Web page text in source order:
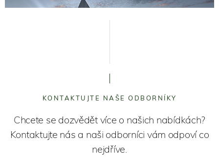
KONTAKTUJTE NAŠE ODBORNÍKY
Chcete se dozvědět více o našich nabídkách?
Kontaktujte nás a naši odborníci vám odpoví co
nejdříve.